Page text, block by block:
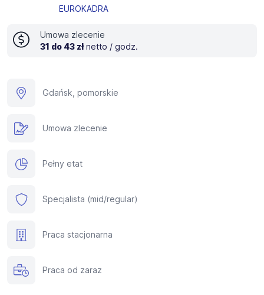
EUROKADRA
Umowa zlecenie
31 do 43 zł netto / godz.
Gdańsk, pomorskie
Umowa zlecenie
Pełny etat
Specjalista (mid/regular)
Praca stacjonarna
Praca od zaraz